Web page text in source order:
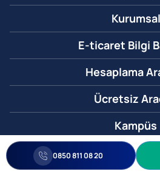
Kurumsal
E-ticaret Bilgi
Hesaplama
Ücretsiz
Kampüs
0850 811 08 20
0850 811 08 20